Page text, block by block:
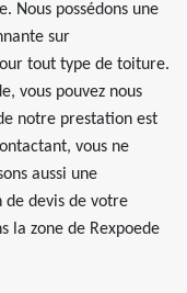
Nous possédons une
sur
tout type de toiture.
vous pouvez nous
notre prestation est
vous ne
aussi une
devis de votre
la zone de Rexpoede